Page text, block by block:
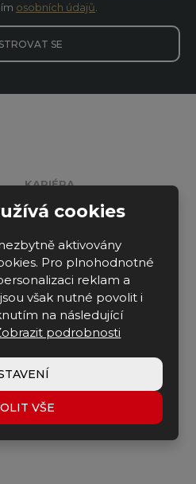
osobních údajů
SE
KARIÉRA
PŘÍPADOVÉ STUDIE
WHISTLEBLOWING
cookies
aktivovány
Pro plnohodnotné
reklam a
však nutné povolit i
na následující
podrobnosti
VŠE